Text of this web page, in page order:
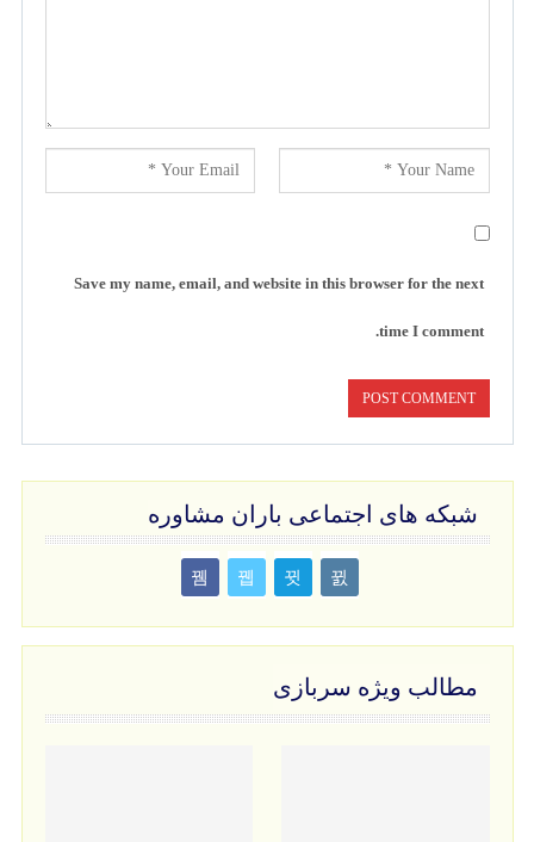
Save my name, email, and website in this browser for the next
time I comment.
شبکه های اجتماعی باران مشاوره
مطالب ویژه سربازی